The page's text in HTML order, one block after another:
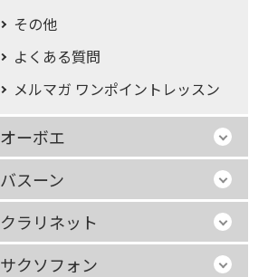
その他
よくある質問
メルマガ ワンポイントレッスン
オーボエ
バスーン
クラリネット
サクソフォン